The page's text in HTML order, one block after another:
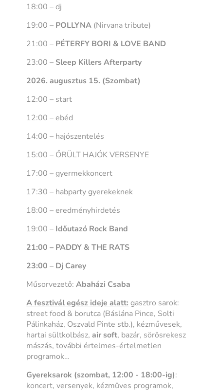
18:00 – dj
19:00 – POLLYNA (Nirvana tribute)
21:00 – PÉTERFY BORI & LOVE BAND
23:00 – Sleep Killers Afterparty
2026. augusztus 15. (Szombat)
12:00 – start
12:00 – ebéd
14:00 – hajószentelés
15:00 – ŐRÜLT HAJÓK VERSENYE
17:00 – gyermekkoncert
17:30 – habparty gyerekeknek
18:00 – eredményhirdetés
19:00 – Időutazó Rock Band
21:00 – PADDY & THE RATS
23:00 – Dj Carey
Műsorvezető:Abaházi Csaba
A fesztivál egész ideje alatt: gasztro sarok:
street food & borutca (Báslána Pince, Solti
Pálinkaház, Oszvald Pinte stb.), kézművesek,
hartai sültkolbász,air soft, bazár, sörösrekesz
mászás, további értelmes-értelmetlen
programok…
Gyereksarok (szombat, 12:00 - 18:00-ig):
koncert, versenyek, kézműves programok,